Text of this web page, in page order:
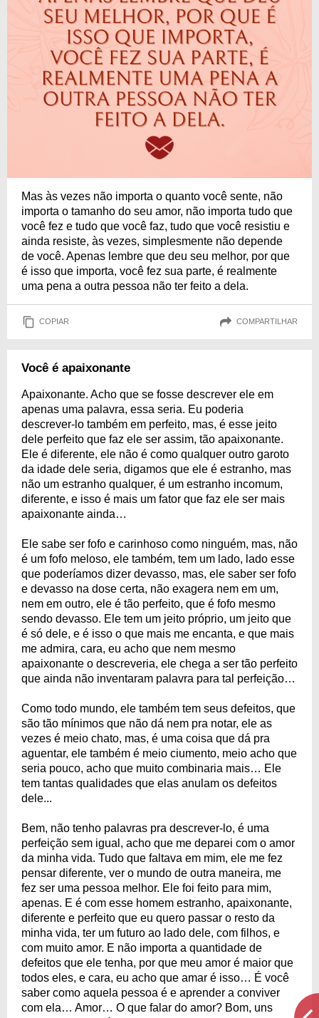
Mas às vezes não importa o quanto você sente, não
importa o tamanho do seu amor, não importa tudo que
você fez e tudo que você faz, tudo que você resistiu e
ainda resiste, às vezes, simplesmente não depende
de você. Apenas lembre que deu seu melhor, por que
é isso que importa, você fez sua parte, é realmente
uma pena a outra pessoa não ter feito a dela.
COPIAR COMPARTILHAR
Você é apaixonante
Apaixonante. Acho que se fosse descrever ele em
apenas uma palavra, essa seria. Eu poderia
descrever-lo também em perfeito, mas, é esse jeito
dele perfeito que faz ele ser assim, tão apaixonante.
Ele é diferente, ele não é como qualquer outro garoto
da idade dele seria, digamos que ele é estranho, mas
não um estranho qualquer, é um estranho incomum,
diferente, e isso é mais um fator que faz ele ser mais
apaixonante ainda…
Ele sabe ser fofo e carinhoso como ninguém, mas, não
é um fofo meloso, ele também, tem um lado, lado esse
que poderíamos dizer devasso, mas, ele saber ser fofo
e devasso na dose certa, não exagera nem em um,
nem em outro, ele é tão perfeito, que é fofo mesmo
sendo devasso. Ele tem um jeito próprio, um jeito que
é só dele, e é isso o que mais me encanta, e que mais
me admira, cara, eu acho que nem mesmo
apaixonante o descreveria, ele chega a ser tão perfeito
que ainda não inventaram palavra para tal perfeição…
Como todo mundo, ele também tem seus defeitos, que
são tão mínimos que não dá nem pra notar, ele as
vezes é meio chato, mas, é uma coisa que dá pra
aguentar, ele também é meio ciumento, meio acho que
seria pouco, acho que muito combinaria mais… Ele
tem tantas qualidades que elas anulam os defeitos
dele...
Bem, não tenho palavras pra descrever-lo, é uma
perfeição sem igual, acho que me deparei com o amor
da minha vida. Tudo que faltava em mim, ele me fez
pensar diferente, ver o mundo de outra maneira, me
fez ser uma pessoa melhor. Ele foi feito para mim,
apenas. E é com esse homem estranho, apaixonante,
diferente e perfeito que eu quero passar o resto da
minha vida, ter um futuro ao lado dele, com filhos, e
com muito amor. E não importa a quantidade de
defeitos que ele tenha, por que meu amor é maior que
todos eles, e cara, eu acho que amar é isso… É você
saber como aquela pessoa é e aprender a conviver
com ela… Amor… O que falar do amor? Bom, uns